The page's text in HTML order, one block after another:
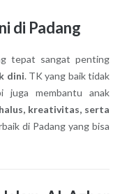
di Padang
tepat sangat penting
dini. TK yang baik tidak
juga membantu anak
kreativitas, serta
di Padang yang bisa